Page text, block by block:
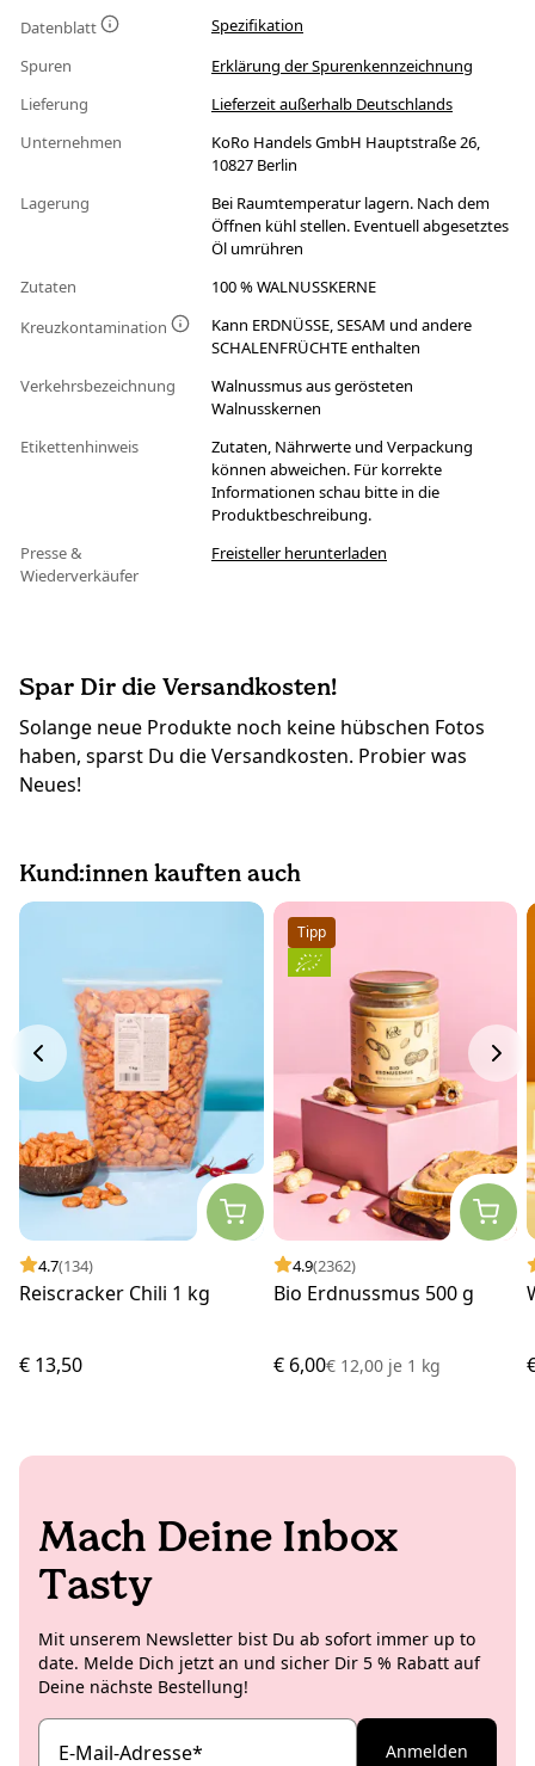
Datenblatt
Spezifikation
Spuren
Erklärung der Spurenkennzeichnung
Lieferung
Lieferzeit außerhalb Deutschlands
Unternehmen
KoRo Handels GmbH Hauptstraße 26,
10827 Berlin
Lagerung
Bei Raumtemperatur lagern. Nach dem
Öffnen kühl stellen. Eventuell abgesetztes
Öl umrühren
Zutaten
100 % WALNUSSKERNE
Kreuzkontamination
Kann ERDNÜSSE, SESAM und andere
SCHALENFRÜCHTE enthalten
Verkehrsbezeichnung
Walnussmus aus gerösteten
Walnusskernen
Etikettenhinweis
Zutaten, Nährwerte und Verpackung
können abweichen. Für korrekte
Informationen schau bitte in die
Produktbeschreibung.
Presse &
Wiederverkäufer
Freisteller herunterladen
Spar Dir die Versandkosten!
Solange neue Produkte noch keine hübschen Fotos
haben, sparst Du die Versandkosten. Probier was
Neues!
Kund:innen kauften auch
4.7(134)
Reiscracker Chili 1 kg
€ 13,50
Tipp
4.9(2362)
Bio Erdnussmus 500 g
€ 6,00€ 12,00 je1 kg
Mach Deine Inbox
Tasty
Mit unserem Newsletter bist Du ab sofort immer up to
date. Melde Dich jetzt an und sicher Dir 5 % Rabatt auf
Deine nächste Bestellung!
E-Mail-Adresse* Anmelden